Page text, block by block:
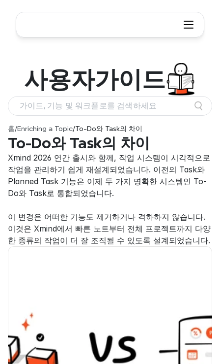
홈/Enriching a Topic/To-Do와 Task의 차이
To-Do와 Task의 차이
Xmind 2026 연간 출시와 함께, 작업 시스템이 시각적으로
작업을 관리하기 쉽게 재설계되었습니다. 이전의 Task와
Planned Task 기능은 이제 두 가지 명확한 시스템인 To-
Do와 Task로 통합되었습니다.
이 변경은 어떠한 기능도 제거하거나 격하하지 않습니다.
이것은 Xmind에서 빠른 노트부터 전체 프로젝트까지 다양
한 종류의 작업이 더 잘 조직될 수 있도록 설계되었습니다.
사용자가이드
가이드, 기능 및 워크플로를 검색하세요